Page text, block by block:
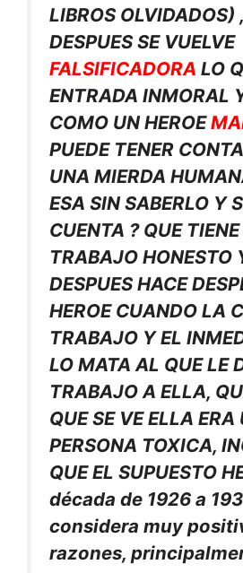
LIBROS OLVIDADOS)
DESPUES SE VUELVE
FALSIFICADORA LO
ENTRADA INMORAL
COMO UN HEROE
PUEDE TENER
UNA MIERDA
ESA SIN SABERLO Y
CUENTA ? QUE
TRABAJO HONESTO
DESPUES HACE
HEROE CUANDO LA
TRABAJO Y EL
LO MATA AL QUE LE
TRABAJO A ELLA,
QUE SE VE ELLA ERA
PERSONA TOXICA,
QUE EL SUPUESTO
década de 1926 a
considera muy
razones,